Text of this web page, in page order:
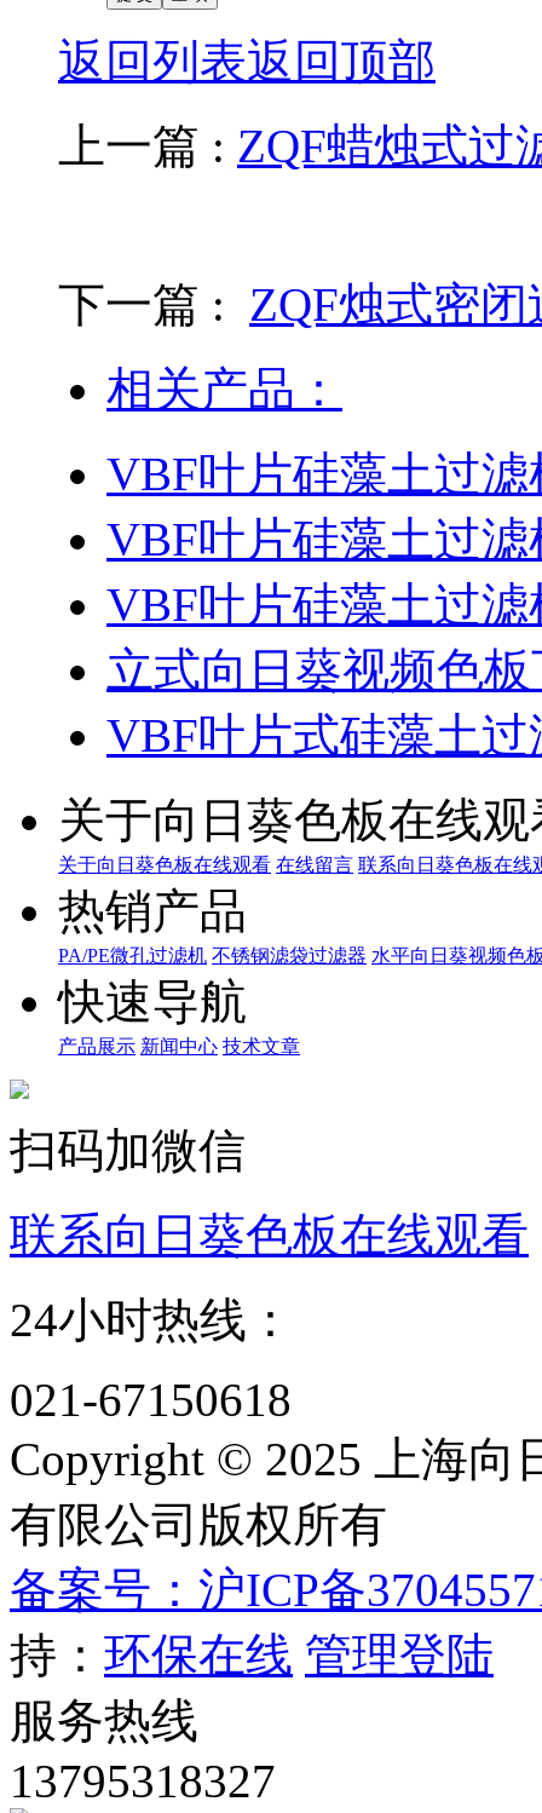
返回列表返回顶部
上一篇 : ZQF蜡烛式过
下一篇 : ZQF烛式密
相关产品：
VBF叶片硅藻土过滤
VBF叶片硅藻土过滤
VBF叶片硅藻土过滤
立式向日葵视频色
VBF叶片式硅藻土过
关于向日葵色板在线观
关于向日葵色板在线观看 在线留言 联系向日葵色板在线
热销产品
PA/PE微孔过滤机 不锈钢滤袋过滤器 水平向日葵视频色
快速导航
产品展示 新闻中心 技术文章
扫码加微信
联系向日葵色板在线观看
24小时热线：
021-67150618
Copyright © 2025 上海
有限公司版权所有
备案号：沪ICP备
持： 环保在线 管理登陆
服务热线
13795318327